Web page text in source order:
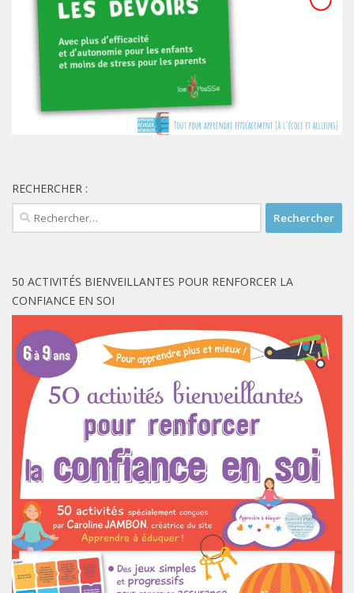
RECHERCHER :
Rechercher :
50 ACTIVITÉS BIENVEILLANTES POUR RENFORCER LA
CONFIANCE EN SOI